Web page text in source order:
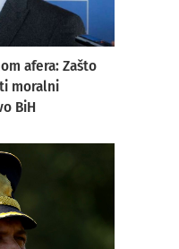
afera: Zašto
moralni
BiH